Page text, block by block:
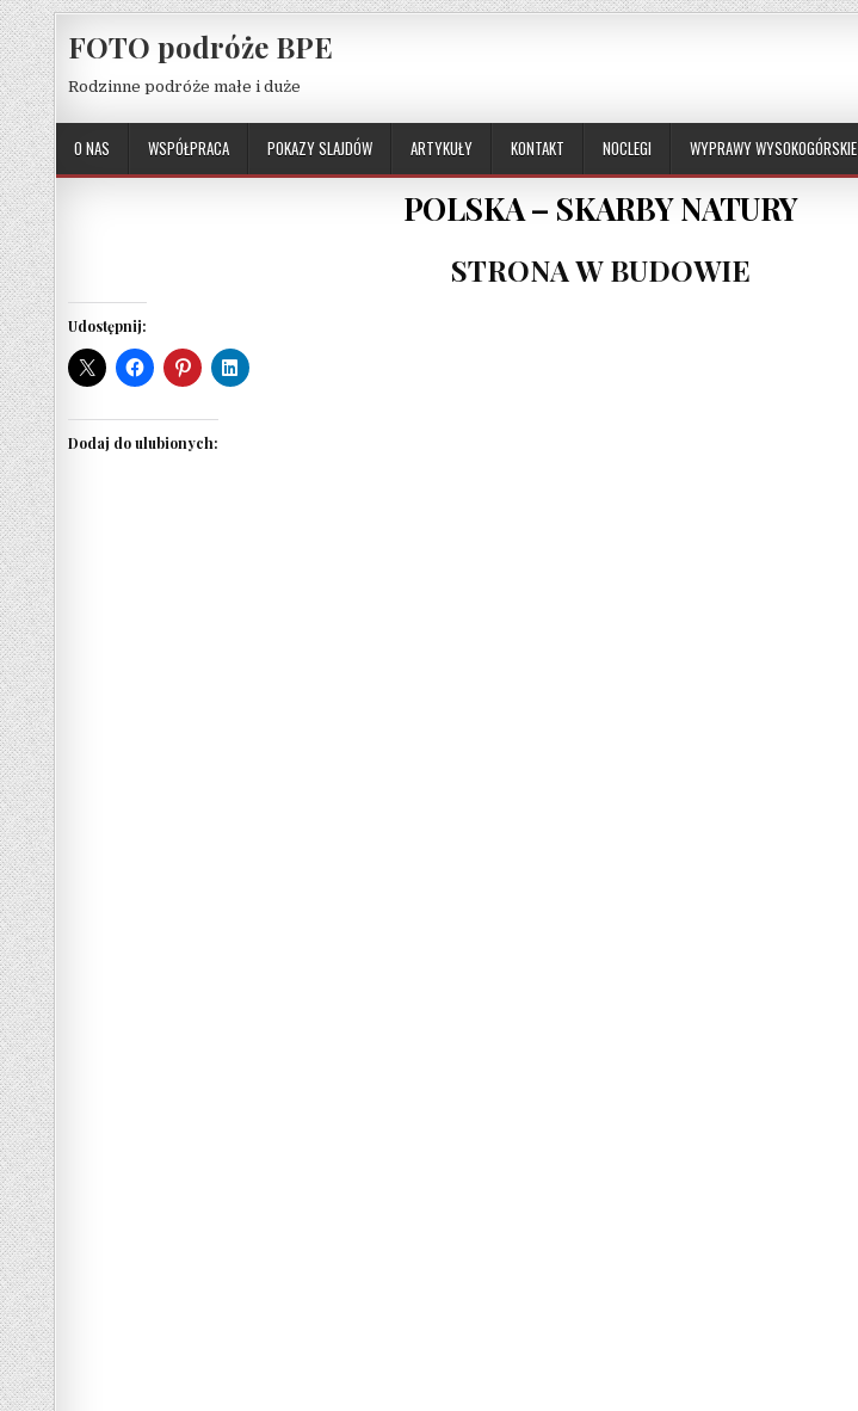
Skip to content
FOTO podróże BPE
Rodzinne podróże małe i duże
O NAS WSPÓŁPRACA POKAZY SLAJDÓW ARTYKUŁY KONTAKT NOCLEGI WYPRAWY WYSOKOGÓRSKIE
POLSKA – SKARBY NATURY
STRONA W BUDOWIE
Udostępnij:
Dodaj do ulubionych: